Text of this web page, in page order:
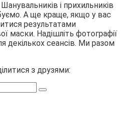
і прихильників
А ще краще, якщо у вас
результатами
маски. Надішліть фотографії
декількох сеансів. Ми разом
з друзями: